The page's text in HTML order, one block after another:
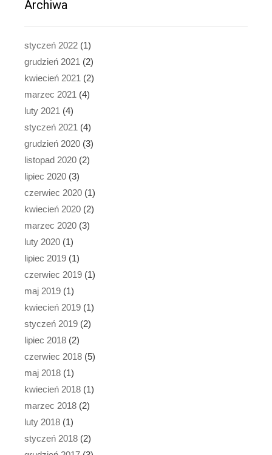
Archiwa
styczeń 2022 (1)
grudzień 2021 (2)
kwiecień 2021 (2)
marzec 2021 (4)
luty 2021 (4)
styczeń 2021 (4)
grudzień 2020 (3)
listopad 2020 (2)
lipiec 2020 (3)
czerwiec 2020 (1)
kwiecień 2020 (2)
marzec 2020 (3)
luty 2020 (1)
lipiec 2019 (1)
czerwiec 2019 (1)
maj 2019 (1)
kwiecień 2019 (1)
styczeń 2019 (2)
lipiec 2018 (2)
czerwiec 2018 (5)
maj 2018 (1)
kwiecień 2018 (1)
marzec 2018 (2)
luty 2018 (1)
styczeń 2018 (2)